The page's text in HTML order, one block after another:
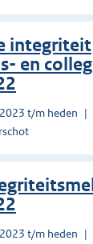
integriteit
en
t/m heden
t/m heden